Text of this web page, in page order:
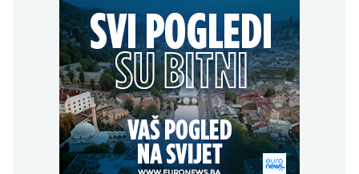
AKTUELNO
Uvećane avgustovske
penzije, stiže i
jednokratna pomoć od
80 i 120 KM
Haos u Skupštini
Kosova: Kurtija gađali
jajima, sjednica
prekinuta
zabraniti prolaz
američkim i izraelskim
brodovima kroz Hormuz
AKTUELNO
Iran i Oman pred
dogovorom o Hormuzu,
Teheran postavio nove
uslove Vašingtonu
sve stiže za besplatne i
plaćene naloge
ZANIMLJIVOSTI
"Čudovište iz dva
okeana": Super El Ninjo
prijeti sušama,
poplavama i glađu širom
svijeta